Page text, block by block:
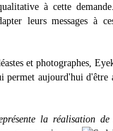
à cette
leurs messages à
et photographes,
permet aujourd'hui d'être
la réalisation